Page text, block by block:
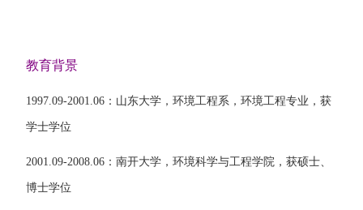
教育背景
1997.09-2001.06：山东大学，环境工程系，环境工程专业，获
学士学位
2001.09-2008.06：南开大学，环境科学与工程学院，获硕士、
博士学位